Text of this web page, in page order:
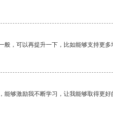
般，可以再提升一下，比如能够支持更多
能够激励我不断学习，让我能够取得更好